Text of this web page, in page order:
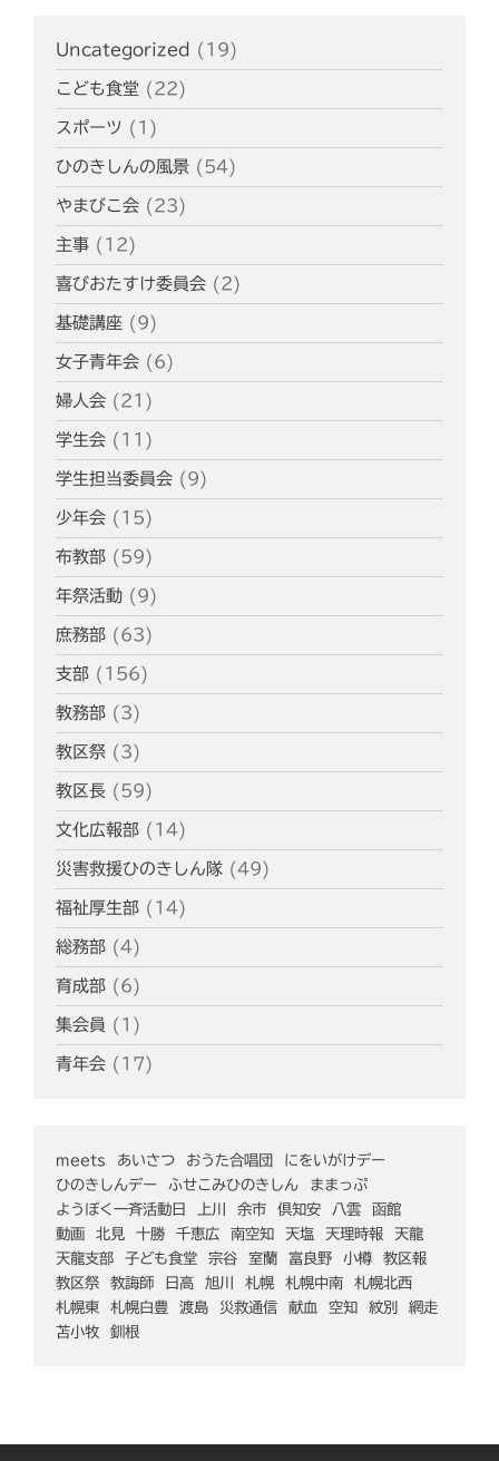
Uncategorized (19)
こども食堂 (22)
スポーツ (1)
ひのきしんの風景 (54)
やまびこ会 (23)
主事 (12)
喜びおたすけ委員会 (2)
基礎講座 (9)
女子青年会 (6)
婦人会 (21)
学生会 (11)
学生担当委員会 (9)
少年会 (15)
布教部 (59)
年祭活動 (9)
庶務部 (63)
支部 (156)
教務部 (3)
教区祭 (3)
教区長 (59)
文化広報部 (14)
災害救援ひのきしん隊 (49)
福祉厚生部 (14)
総務部 (4)
育成部 (6)
集会員 (1)
青年会 (17)
meets あいさつ おうた合唱団
にをいがけデー
ひのきしんデー
ふせこみひのきしん
ままっぷ
ようぼく一斉活動日
上川 余市 倶知安 八雲
函館
動画
北見 十勝 千恵広 南空知 天塩 天理時報
天龍
天龍支部
子ども食堂 宗谷 室蘭 富良野 小樽
教区報
教区祭
教誨師 日高 旭川 札幌 札幌中南
札幌北西
札幌東
札幌白豊 渡島 災救通信 献血 空知 紋別
網走
苫小牧
釧根